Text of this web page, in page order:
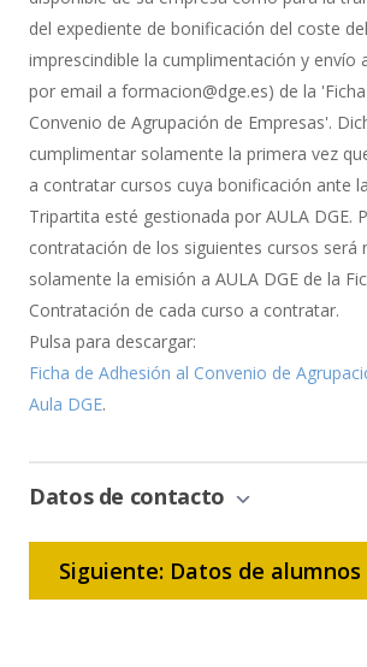
del expediente de bonificación del coste
imprescindible la cumplimentación y envío
por email a formacion@dge.es) de la
Convenio de Agrupación de Empresas'.
cumplimentar solamente la primera vez
a contratar cursos cuya bonificación ante
Tripartita esté gestionada por AULA DGE.
contratación de los siguientes cursos será
solamente la emisión a AULA DGE de la
Contratación de cada curso a contratar.
Pulsa para descargar:
Ficha de Adhesión al Convenio de
Aula DGE.
Datos de contacto
Siguiente: Datos de alumnos